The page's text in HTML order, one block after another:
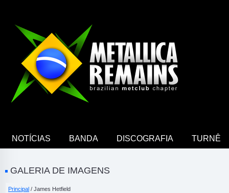
NOTÍCIAS BANDA DISCOGRAFIA TURNÊ
GALERIA DE IMAGENS
Principal / James Hetfield